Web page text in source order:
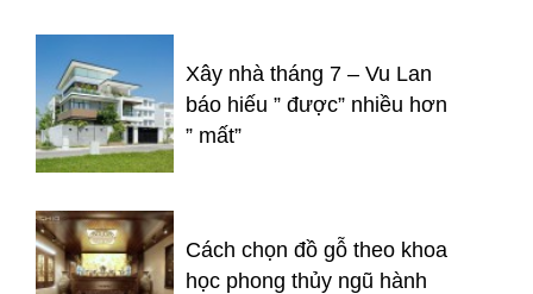
Xây nhà tháng 7 – Vu Lan
báo hiếu ” được” nhiều hơn
” mất”
Cách chọn đồ gỗ theo khoa
học phong thủy ngũ hành